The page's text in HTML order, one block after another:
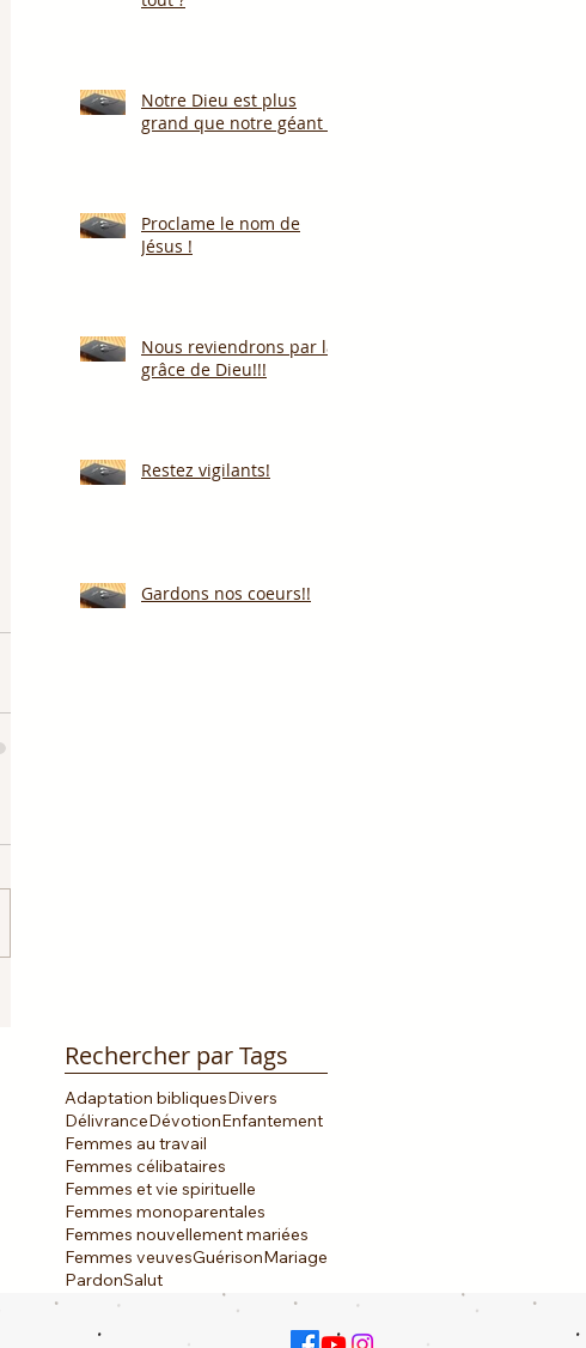
Notre Dieu est plus
grand que notre géant !
Proclame le nom de
Jésus !
Nous reviendrons par la
grâce de Dieu!!!
Restez vigilants!
Gardons nos coeurs!!
Rechercher par Tags
Adaptation bibliquesDivers
DélivranceDévotionEnfantement
Femmes au travail
Femmes célibataires
Femmes et vie spirituelle
Femmes monoparentales
Femmes nouvellement mariées
Femmes veuvesGuérisonMariage
PardonSalut